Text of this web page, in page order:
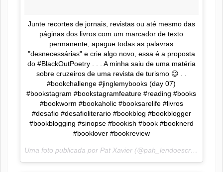
Junte recortes de jornais, revistas ou até mesmo das
páginas dos livros com um marcador de texto
permanente, apague todas as palavras
"desnecessárias" e crie algo novo, essa é a proposta
do #BlackOutPoetry . . . A minha saiu de uma matéria
sobre cruzeiros de uma revista de turismo 😉 . .
#bookchallenge #jinglemybooks (day 07)
#bookstagram #bookstagramfeature #reading #books
#bookworm #bookaholic #booksarelife #livros
#desafio #desafioliterario #bookblog #bookblogger
#bookblogging #sinopse #bookish #book #booknerd
#booklover #bookreview
Uma foto publicada por Pat Xavier (@pah_lendoescrevendo) em